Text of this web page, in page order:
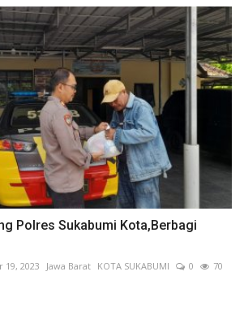
Polres Sukabumi Kota,Berbagi
19, 2023 Jawa Barat KOTA SUKABUMI 0
70